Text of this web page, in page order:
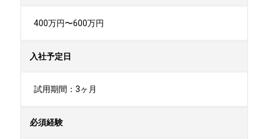
400万円〜600万円
入社予定日
試用期間：3ヶ月
必須経験